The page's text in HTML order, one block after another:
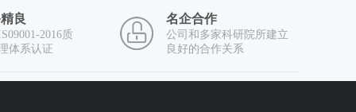
良
2016质
体系认证
名企合作
公司和多家科研院所建立
良好的合作关系